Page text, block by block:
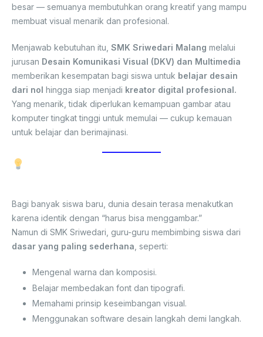
besar — semuanya membutuhkan orang kreatif yang mampu
membuat visual menarik dan profesional.
Menjawab kebutuhan itu, SMK Sriwedari Malang melalui
jurusan Desain Komunikasi Visual (DKV) dan Multimedia
memberikan kesempatan bagi siswa untuk belajar desain
dari nol hingga siap menjadi kreator digital profesional.
Yang menarik, tidak diperlukan kemampuan gambar atau
komputer tingkat tinggi untuk memulai — cukup kemauan
untuk belajar dan berimajinasi.
Bagi banyak siswa baru, dunia desain terasa menakutkan
karena identik dengan “harus bisa menggambar.”
Namun di SMK Sriwedari, guru-guru membimbing siswa dari
dasar yang paling sederhana, seperti:
Mengenal warna dan komposisi.
Belajar membedakan font dan tipografi.
Memahami prinsip keseimbangan visual.
Menggunakan software desain langkah demi langkah.